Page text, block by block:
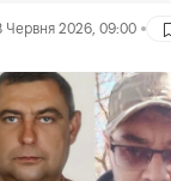
Червня 2026, 09:00